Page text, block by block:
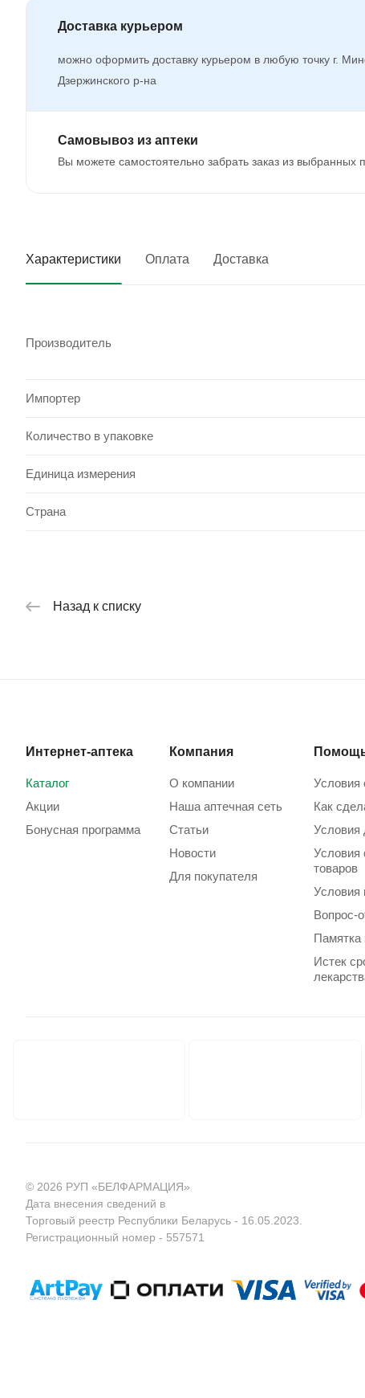
Доставка курьером
можно оформить доставку курьером в любую точку г.
Дзержинского р-на
Самовывоз из аптеки
Вы можете самостоятельно забрать заказ из выбранных
Характеристики Оплата Доставка
Производитель
Импортер
Количество в упаковке
Единица измерения
Страна
Назад к списку
Интернет-аптека
Каталог
Акции
Бонусная программа
Компания
О компании
Наша аптечная сеть
Статьи
Новости
Для покупателя
Условия
Как
Условия
Условия
товаров
Условия
Вопрос-
Памятка
Истек
© 2026 РУП «БЕЛФАРМАЦИЯ»
Дата внесения сведений в
Торговый реестр Республики Беларусь - 16.05.2023.
Регистрационный номер - 557571